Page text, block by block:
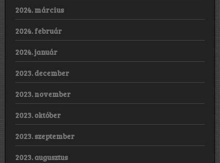
2024. március
2024. február
2024. január
2023. december
2023. november
2023. október
2023. szeptember
2023. augusztus